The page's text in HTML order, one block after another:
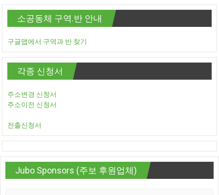
소공동체 구역.반 안내
구글맵에서 구역과 반 찾기
각종 신청서
주소변경 신청서
주소이전 신청서
전출신청서
Jubo Sponsors (주보 후원업체)